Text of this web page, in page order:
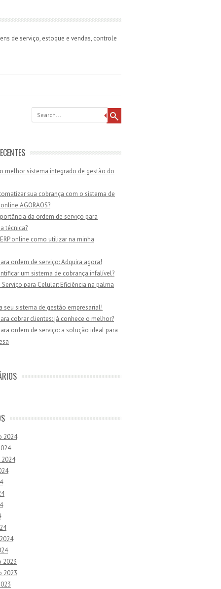
de serviço, estoque e vendas, controle
melhor sistema integrado de gestão do
sua cobrança com o sistema de
AGORAOS?
da ordem de serviço para
técnica?
online como utilizar na minha
ordem de serviço: Adquira agora!
um sistema de cobrança infalível?
Serviço para Celular: Eficiência na palma
seu sistema de gestão empresarial!
cobrar clientes: já conhece o melhor?
ordem de serviço: a solução ideal para
2024
2023
2023